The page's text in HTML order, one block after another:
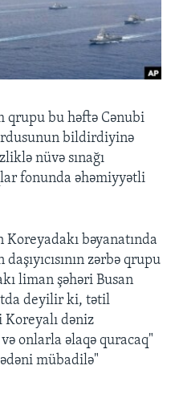
qrupu bu həftə Cənubi
bildirdiyinə
nüvə sınağı
fonunda əhəmiyyətli
bəyanatında
zərbə qrupu
liman şəhəri Busan
deyilir ki, tətil
dəniz
onlarla əlaqə quracaq"
mübadilə"